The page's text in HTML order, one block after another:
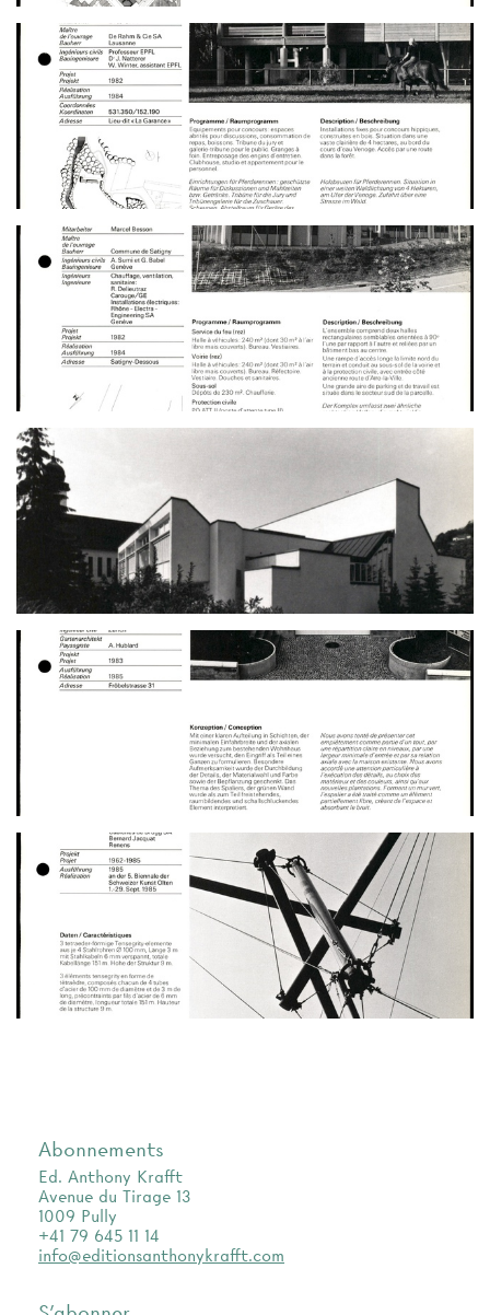
Abonnements
Ed. Anthony Krafft
Avenue du Tirage 13
1009 Pully
+41 79 645 11 14
info@editionsanthonykrafft.com